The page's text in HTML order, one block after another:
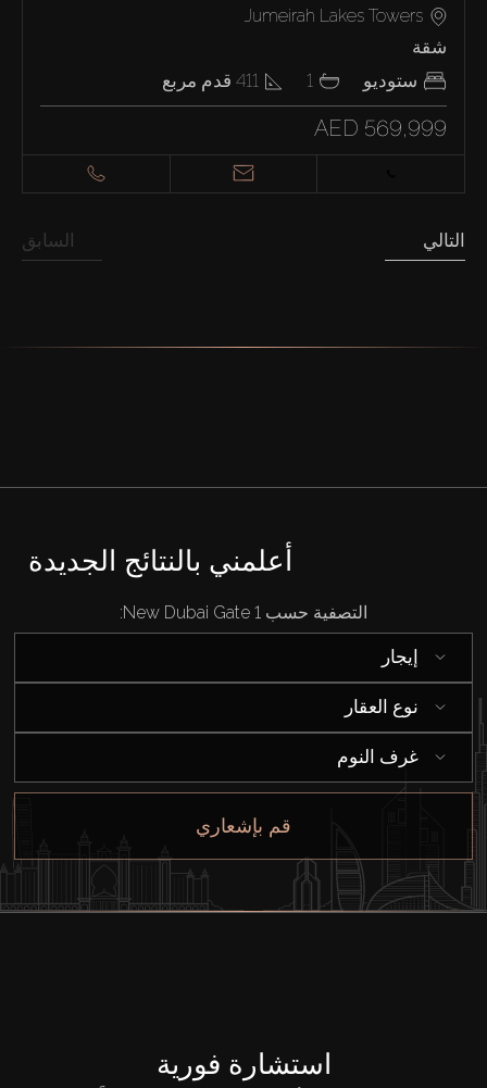
Jumeirah Lakes Towers
شقة
ستوديو
1
411 قدم مربع
AED 569,999
السابق التالي
أعلمني بالنتائج الجديدة
التصفية حسب New Dubai Gate 1:
إيجار
نوع العقار
غرف النوم
قم بإشعاري
استشارة فورية